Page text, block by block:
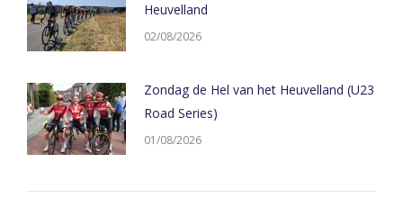
Heuvelland
02/08/2026
Zondag de Hel van het Heuvelland (U23
Road Series)
01/08/2026